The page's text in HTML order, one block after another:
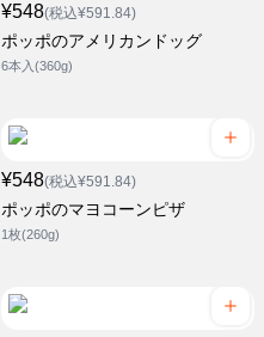
¥548(税込¥591.84)
ポッポのアメリカンドッグ
6本入(360g)
¥548(税込¥591.84)
ポッポのマヨコーンピザ
1枚(260g)